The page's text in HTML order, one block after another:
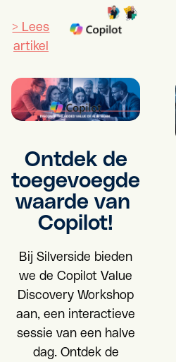
> Lees
artikel
Ontdek de
toegevoegde
waarde van
Copilot!
Bij Silverside bieden
we de Copilot Value
Discovery Workshop
aan, een interactieve
sessie van een halve
dag. Ontdek de